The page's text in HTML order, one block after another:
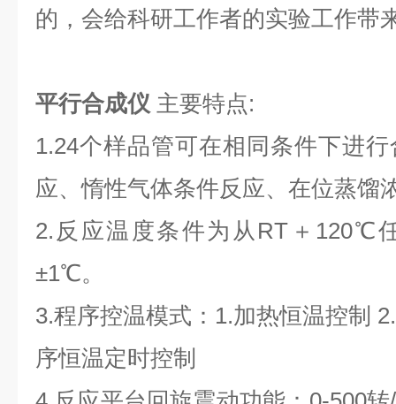
的，会给科研工作者的实验工作带
平行合成仪 主要特点:
1.24个样品管可在相同条件下进
应、惰性气体条件反应、在位蒸馏
2.反应温度条件为从RT＋120℃
±1℃。
3.程序控温模式：1.加热恒温控制
序恒温定时控制